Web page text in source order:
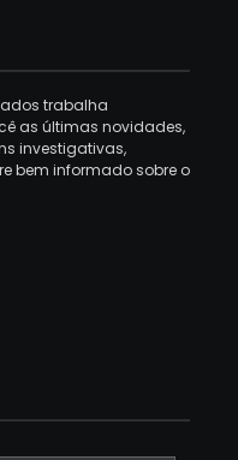
trabalha
as últimas novidades,
investigativas,
bem informado sobre o